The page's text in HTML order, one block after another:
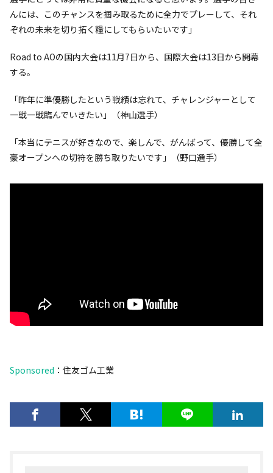
んには、このチャンスを掴み取るために全力でプレーして、それ
ぞれの未来を切り拓く糧にしてもらいたいです」
Road to AOの国内大会は11月7日から、国際大会は13日から開幕
する。
「昨年に準優勝したという戦績は忘れて、チャレンジャーとして
一戦一戦臨んでいきたい」（神山選手）
「本当にテニスが好きなので、楽しんで、がんばって、優勝して全
豪オープンへの切符を勝ち取りたいです」（野口選手）
Sponsored ：住友ゴム工業